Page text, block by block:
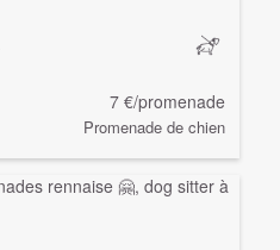
7 €/promenade
Promenade de chien